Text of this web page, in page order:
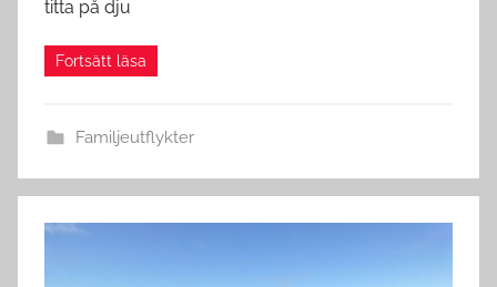
titta på dju
Familjeutflykter